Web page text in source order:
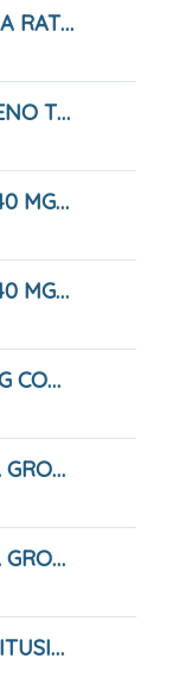
DESLORATADINA RATIOPHARM 5 MG COMPRIMIDOS RECUBIERTOS CON PELICULA EFG
DEXKETOPROFENO TEVAGEN 25 MG COMPRIMIDOS RECUBIERTOS CON PELÍCULA EFG 10 COMPRIMIDOS
DICLODOLOR 140 MG APOSITOS ADHESIVOS MEDICAMENTOSOS 10 Apósitos
DICLODOLOR 140 MG APOSITOS ADHESIVOS MEDICAMENTOSOS 5 Apósitos
DOXIDINA 25 MG COMPRIMIDOS RECUBIERTOS CON PELICULA, 14 COMPRIMIDOS
EBASTINA TEVA GROUP 10 MG COMPRIMIDOS RECUBIERTOS CON PELÍCULA EFG 20 COMPRIMIDOS
EBASTINA TEVA GROUP 20 MG COMPRIMIDOS RECUBIERTOS CON PELÍCULA EFG 20 COMPRIMIDOS
FRIOLGRIP ANTITUSIVO POLVO PARA SOLUCION ORAL , 10 Sobres